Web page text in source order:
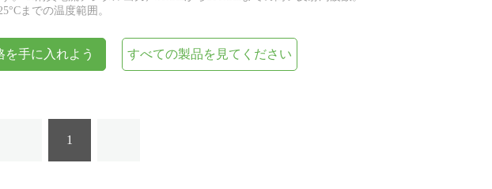
までの温度範囲。
を手に入れよう すべての製品を見てください
1